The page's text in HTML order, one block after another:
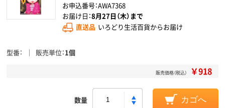
お申込番号：AWA7368
お届け日：8月27日（木）まで
直送品 いろどり生活百貨からお届け
型番 販売単位 1個
販売価格（税込） ￥918
数量 カゴへ